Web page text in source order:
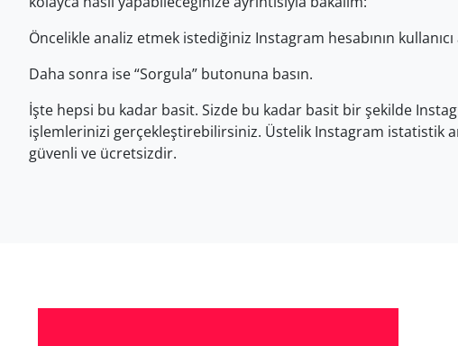
Öncelikle analiz etmek istediğiniz Instagram hesabının
Daha sonra ise “Sorgula” butonuna basın.
İşte hepsi bu kadar basit. Sizde bu kadar basit bir şekilde
işlemlerinizi gerçekleştirebilirsiniz. Üstelik Instagram istatistik
güvenli ve ücretsizdir.